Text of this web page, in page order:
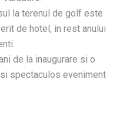
la terenul de golf este
de hotel, in rest anului
de la inaugurare si o
spectaculos eveniment